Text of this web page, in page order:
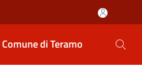
Comune di Teramo